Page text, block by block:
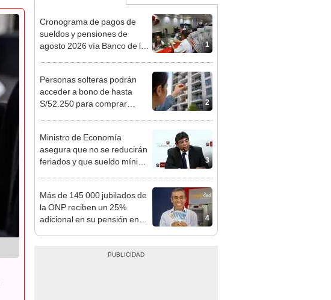
1
Cronograma de pagos de
sueldos y pensiones de
agosto 2026 vía Banco de la
2
Personas solteras podrán
acceder a bono de hasta
S/52.250 para comprar
3
Ministro de Economía
asegura que no se reducirán
feriados y que sueldo mínimo
4
Más de 145 000 jubilados de
la ONP reciben un 25%
adicional en su pensión en